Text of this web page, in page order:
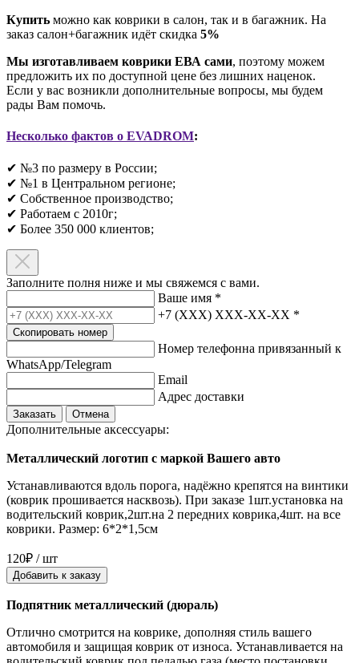
Купить можно как коврики в салон, так и в багажник. На
заказ салон+багажник идёт скидка 5%
Мы изготавливаем коврики ЕВА сами, поэтому можем
предложить их по доступной цене без лишних наценок.
Если у вас возникли дополнительные вопросы, мы будем
рады Вам помочь.
Несколько фактов о EVADROM:
✔ №3 по размеру в России;
✔ №1 в Центральном регионе;
✔ Собственное производство;
✔ Работаем с 2010г;
✔ Более 350 000 клиентов;​
Заполните полня ниже и мы свяжемся с вами.
Ваше имя *
+7 (XXX) XXX-XX-XX *
Скопировать номер
Номер телефонна привязанный к
WhatsApp/Telegram
Email
Адрес доставки
Заказать Отмена
Дополнительные аксессуары:
Металлический логотип с маркой Вашего авто
Устанавливаются вдоль порога, надёжно крепятся на винтики
(коврик прошивается насквозь). При заказе 1шт.установка на
водительский коврик,2шт.на 2 передних коврика,4шт. на все
коврики. Размер: 6*2*1,5см
120₽ / шт
Добавить к заказу
Подпятник металлический (дюраль)
Отлично смотрится на коврике, дополняя стиль вашего
автомобиля и защищая коврик от износа. Устанавливается на